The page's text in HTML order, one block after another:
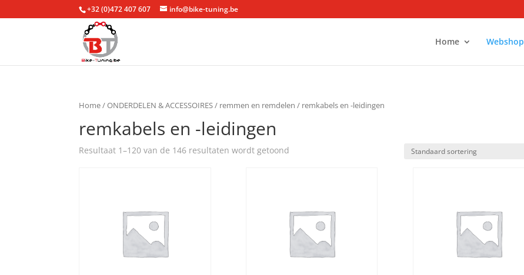
+32 (0)472 407 607 info@bike-tuning.be
Home Webshop
Home/ONDERDELEN & ACCESSOIRES/ remmen en remdelen / remkabels en -leidingen
remkabels en -leidingen
Resultaat 1–120 van de 146 resultaten wordt getoond